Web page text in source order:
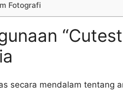
Fotografi
secara mendalam tentang